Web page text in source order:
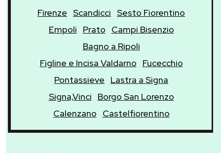
Firenze Scandicci Sesto Fiorentino
Empoli
Prato
Campi Bisenzio
Bagno a Ripoli
Figline e Incisa Valdarno
Fucecchio
Pontassieve
Lastra a Signa
Signa,Vinci
Borgo San Lorenzo
Calenzano
Castelfiorentino